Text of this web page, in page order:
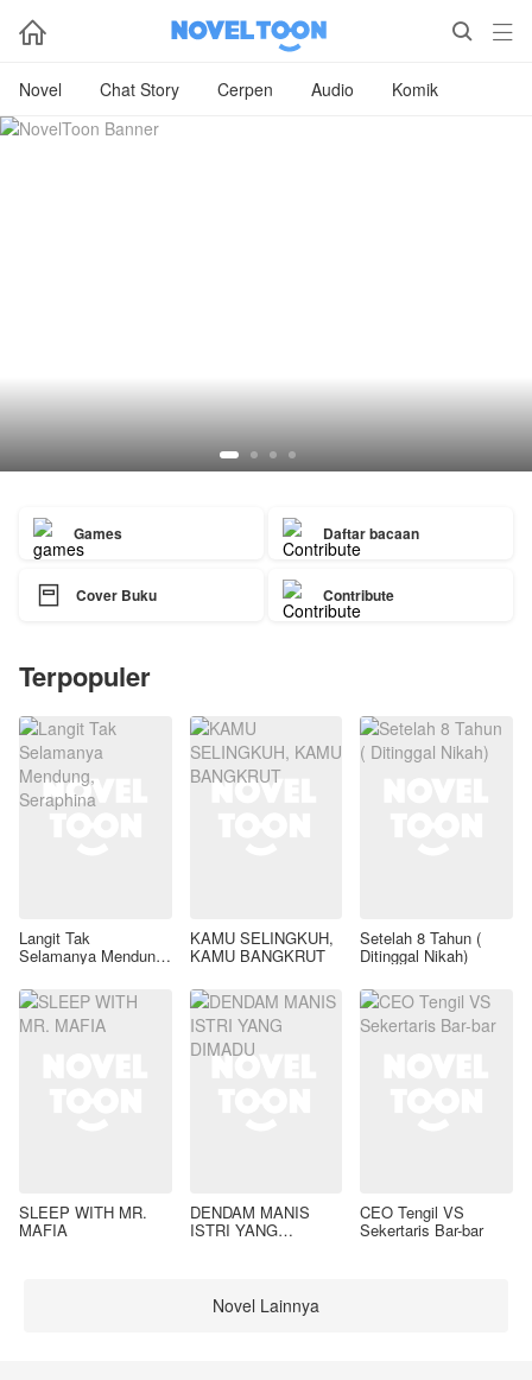
  
Novel Chat Story Cerpen Audio Komik
Games Daftar bacaan
 Cover Buku Contribute
Terpopuler
Langit Tak
Selamanya Mendung,
KAMU SELINGKUH,
KAMU BANGKRUT
Setelah 8 Tahun (
Ditinggal Nikah)
SLEEP WITH MR.
MAFIA
DENDAM MANIS
ISTRI YANG
CEO Tengil VS
Sekertaris Bar-bar
Novel Lainnya